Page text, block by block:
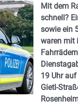
Mit dem
schnell?
sowie ein
waren mit
19 Uhr
Gietl-